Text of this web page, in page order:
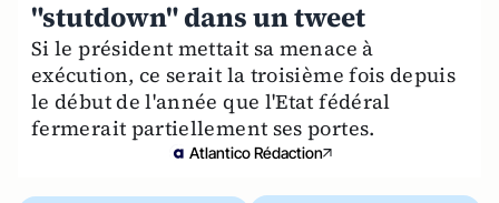
"stutdown" dans un tweet
Si le président mettait sa menace à
exécution, ce serait la troisième fois depuis
le début de l'année que l'Etat fédéral
fermerait partiellement ses portes.
Atlantico Rédaction